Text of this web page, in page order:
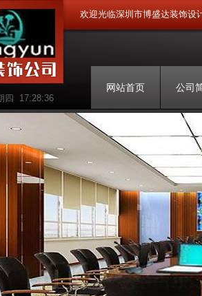
欢迎光临深圳市博盛达装饰设
四 17:28:36
公司
网站首页